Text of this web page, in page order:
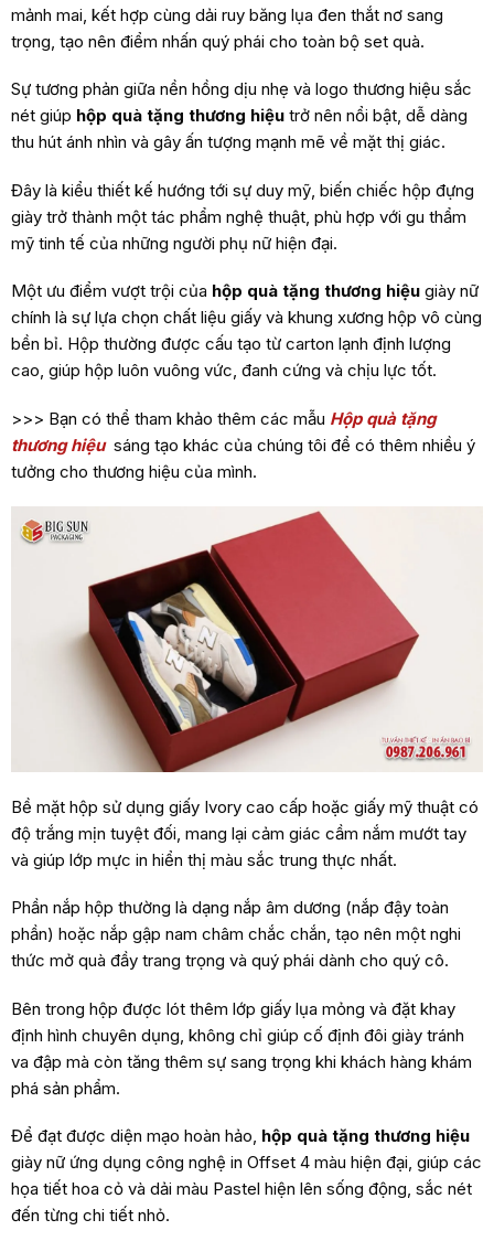
mảnh mai, kết hợp cùng dải ruy băng lụa đen thắt nơ sang
trọng, tạo nên điểm nhấn quý phái cho toàn bộ set quà.
Sự tương phản giữa nền hồng dịu nhẹ và logo thương hiệu sắc
nét giúp hộp quà tặng thương hiệutrở nên nổi bật, dễ dàng
thu hút ánh nhìn và gây ấn tượng mạnh mẽ về mặt thị giác.
Đây là kiểu thiết kế hướng tới sự duy mỹ, biến chiếc hộp đựng
giày trở thành một tác phẩm nghệ thuật, phù hợp với gu thẩm
mỹ tinh tế của những người phụ nữ hiện đại.
Một ưu điểm vượt trội của hộp quà tặng thương hiệugiày nữ
chính là sự lựa chọn chất liệu giấy và khung xương hộp vô cùng
bền bỉ. Hộp thường được cấu tạo từ carton lạnh định lượng
cao, giúp hộp luôn vuông vức, đanh cứng và chịu lực tốt.
>>> Bạn có thể tham khảo thêm các mẫu Hộp quà tặng
thương hiệu sáng tạo khác của chúng tôi để có thêm nhiều ý
tưởng cho thương hiệu của mình.
Bề mặt hộp sử dụng giấy Ivory cao cấp hoặc giấy mỹ thuật có
độ trắng mịn tuyệt đối, mang lại cảm giác cầm nắm mướt tay
và giúp lớp mực in hiển thị màu sắc trung thực nhất.
Phần nắp hộp thường là dạng nắp âm dương (nắp đậy toàn
phần) hoặc nắp gập nam châm chắc chắn, tạo nên một nghi
thức mở quà đầy trang trọng và quý phái dành cho quý cô.
Bên trong hộp được lót thêm lớp giấy lụa mỏng và đặt khay
định hình chuyên dụng, không chỉ giúp cố định đôi giày tránh
va đập mà còn tăng thêm sự sang trọng khi khách hàng khám
phá sản phẩm.
Để đạt được diện mạo hoàn hảo, hộp quà tặng thương hiệu
giày nữ ứng dụng công nghệ in Offset 4 màu hiện đại, giúp các
họa tiết hoa cỏ và dải màu Pastel hiện lên sống động, sắc nét
đến từng chi tiết nhỏ.